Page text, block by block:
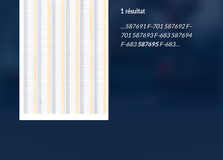
1 résultat
…587691 F-701 587692 F-
701 587693 F-683 587694
F-683587695F-683…